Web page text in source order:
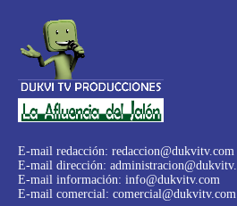
E-mail redacción: redaccion@dukvitv.com
E-mail dirección:
E-mail información: info@dukvitv.com
E-mail comercial: comercial@dukvitv.com